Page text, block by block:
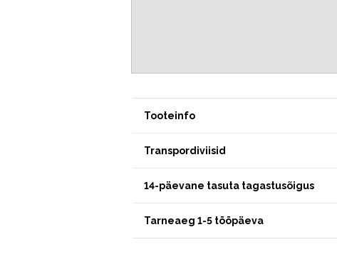
Tooteinfo
Transpordiviisid
14-päevane tasuta tagastusõigus
Tarneaeg 1-5 tööpäeva